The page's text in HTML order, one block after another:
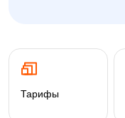
Тарифы